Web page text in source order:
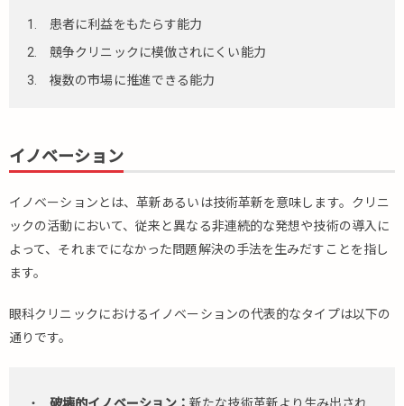
患者に利益をもたらす能力
競争クリニックに模倣されにくい能力
複数の市場に推進できる能力
イノベーション
イノベーションとは、革新あるいは技術革新を意味します。クリニ
ックの活動において、従来と異なる非連続的な発想や技術の導入に
よって、それまでになかった問題解決の手法を生みだすことを指し
ます。
眼科クリニックにおけるイノベーションの代表的なタイプは以下の
通りです。